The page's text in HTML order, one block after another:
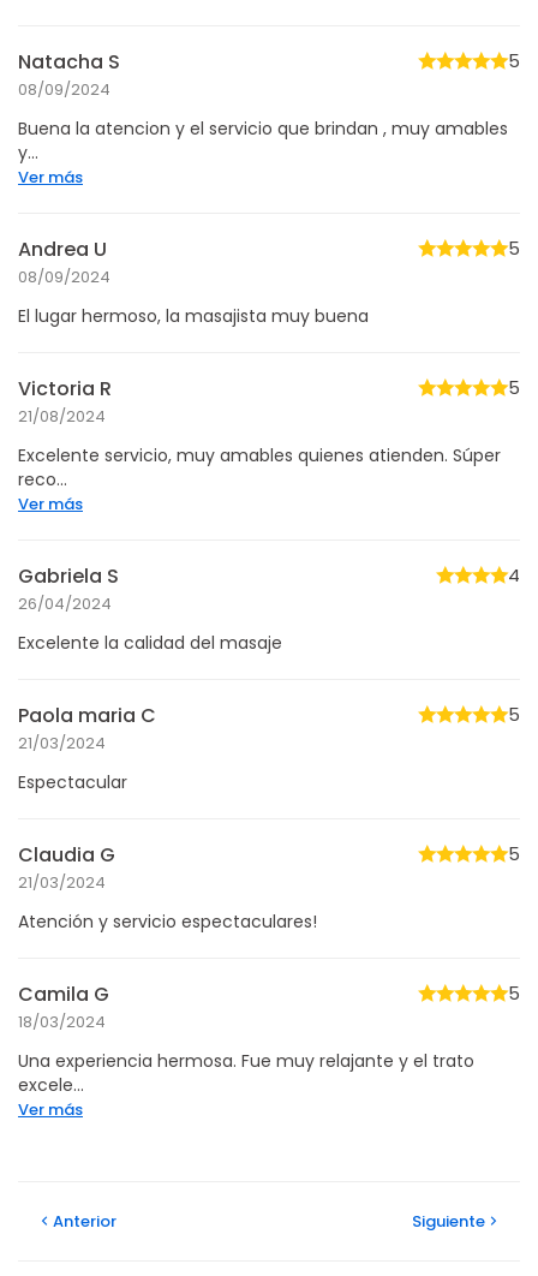
Natacha S
08/09/2024
5
Buena la atencion y el servicio que brindan , muy amables
y...
Ver más
Andrea U
08/09/2024
5
El lugar hermoso, la masajista muy buena
Victoria R
21/08/2024
5
Excelente servicio, muy amables quienes atienden. Súper
reco...
Ver más
Gabriela S
26/04/2024
4
Excelente la calidad del masaje
Paola maria C
21/03/2024
5
Espectacular
Claudia G
21/03/2024
5
Atención y servicio espectaculares!
Camila G
18/03/2024
5
Una experiencia hermosa. Fue muy relajante y el trato
excele...
Ver más
Anterior Siguiente